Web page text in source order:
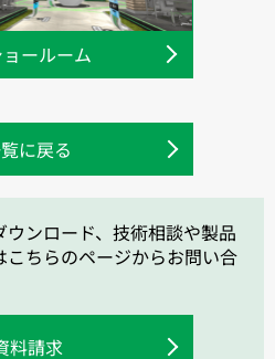
ョールーム
に戻る
ンロード、技術相談や製品
ちらのページからお問い合
料請求